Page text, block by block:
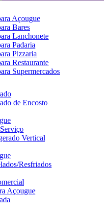
Açougue
Bares
Lanchonete
Padaria
Pizzaria
Restaurante
Supermercados
de Encosto
Vertical
Resfriados
Açougue